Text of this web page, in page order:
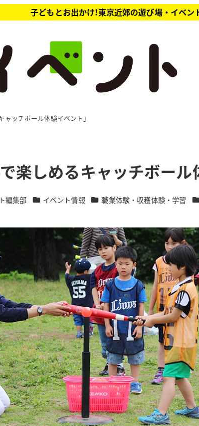
子どもとお出かけ!東京近郊の遊び場・イベン
ッチボール体験イベント」
楽しめるキャッチボール
編集部 カテゴリー
イベント情報 カテゴリー
職業体験・収穫体験・学習